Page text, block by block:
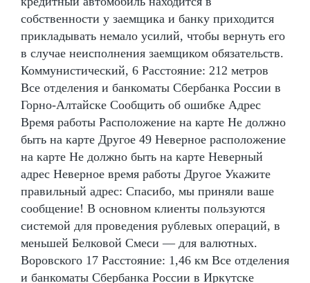
собственности у заемщика и банку приходится
прикладывать немало усилий, чтобы вернуть его
в случае неисполнения заемщиком обязательств.
Коммунистический, 6 Расстояние: 212 метров
Все отделения и банкоматы Сбербанка России в
Горно-Алтайске Сообщить об ошибке Адрес
Время работы Расположение на карте Не должно
быть на карте Другое 49 Неверное расположение
на карте Не должно быть на карте Неверный
адрес Неверное время работы Другое Укажите
правильный адрес: Спасибо, мы приняли ваше
сообщение! В основном клиенты пользуются
системой для проведения рублевых операций, в
меньшей Белковой Смеси — для валютных.
Воровского 17 Расстояние: 1,46 км Все отделения
и банкоматы Сбербанка России в Иркутске